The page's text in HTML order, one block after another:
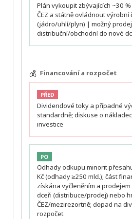
Plán vykoupit zbývajících ~30
ČEZ a státně ovládnout výrobní
(jádro/uhlí/plyn) | možný
distribuční/obchodní do nové
💰 Financování a rozpočet
PŘED
Dividendové toky a případné
standardně; diskuse o
investice
PO
Odhady odkupu minorit
Kč (odhady ≥250 mld.); část
získána vyčleněním a
dceři (distribuce/prodej) nebo
ČEZ/mezirezortně; dopad na
rozpočet